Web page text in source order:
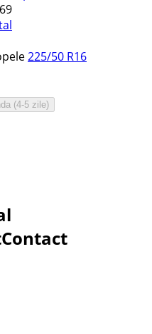
225/50 R16
(4-5 zile)